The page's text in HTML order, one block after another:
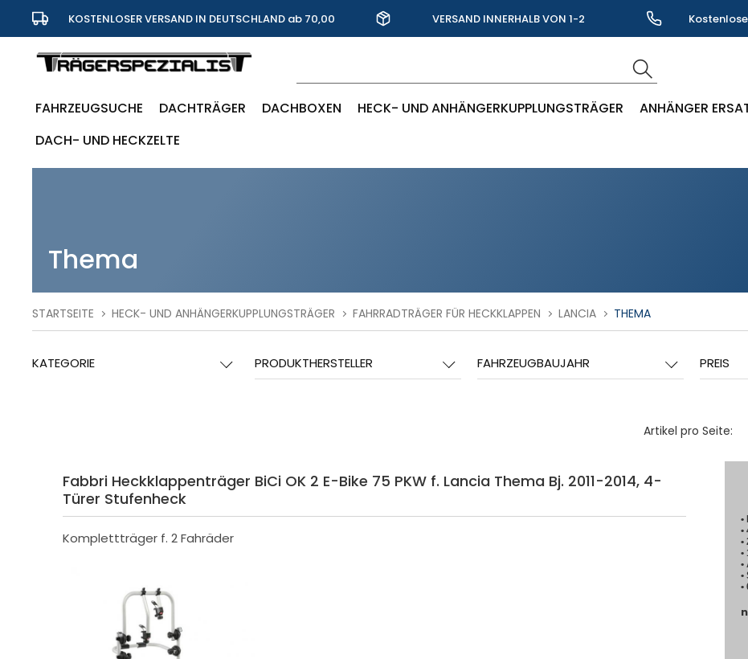
KOSTENLOSER VERSAND IN DEUTSCHLAND ab 70,00
Euro
VERSAND INNERHALB VON 1-2
FAHRZEUGSUCHE DACHTRÄGER DACHBOXEN HECK- UND ANHÄNGERKUPPLUNGSTRÄGER ANHÄNGER
DACH- UND HECKZELTE
Thema
STARTSEITE HECK- UND ANHÄNGERKUPPLUNGSTRÄGER FAHRRADTRÄGER FÜR HECKKLAPPEN LANCIA THEMA
KATEGORIE PRODUKTHERSTELLER FAHRZEUGBAUJAHR PREIS
Artikel pro Seite:
Fabbri Heckklappenträger BiCi OK 2 E-Bike 75 PKW f. Lancia Thema Bj. 2011-2014, 4-
Türer Stufenheck
Komplettträger f. 2 Fahräder
•
•
•
•
•
•